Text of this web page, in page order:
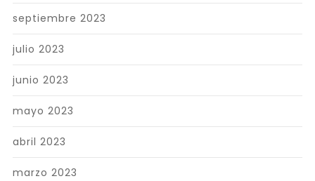
septiembre 2023
julio 2023
junio 2023
mayo 2023
abril 2023
marzo 2023